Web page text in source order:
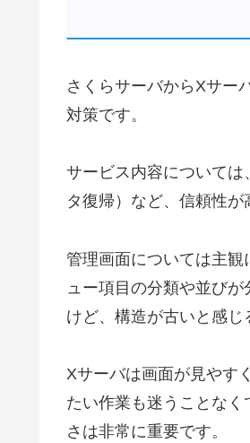
さくらサーバからXサー
対策です。
サービス内容について
タ復帰）など、信頼性が
管理画面については主
ュー項目の分類や並び
けど、構造が古いと感じ
Xサーバは画面が見やす
たい作業も迷うことな
さは非常に重要です。